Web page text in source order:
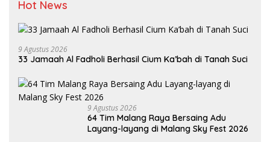
Hot News
9 Agustus 2026
33 Jamaah Al Fadholi Berhasil Cium Ka’bah di Tanah Suci
9 Agustus 2026
64 Tim Malang Raya Bersaing Adu
Layang-layang di Malang Sky Fest 2026